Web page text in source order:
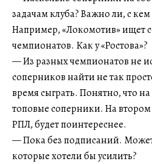
задачам клуба? Важно ли, с кем
Например, «Локомотив» ищет
чемпионатов. Как у «Ростова»?
— Из разных чемпионатов не
соперников найти не так
время сыграть. Понятно, что
топовые соперники. На втором
РПЛ, будет поинтереснее.
— Пока без подписаний.
которые хотели бы усилить?